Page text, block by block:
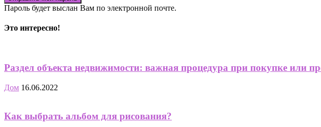
Пароль будет выслан Вам по электронной почте.
Это интересно!
Раздел объекта недвижимости: важная процедура при покупке или
Дом 16.06.2022
Как выбрать альбом для рисования?